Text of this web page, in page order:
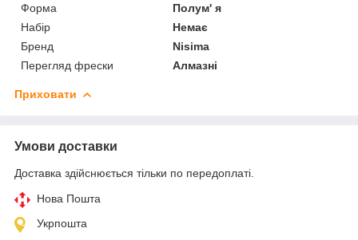
Форма
Полум' я
Набір
Немає
Бренд
Nisima
Перегляд фрески
Алмазні
Приховати
Умови доставки
Доставка здійснюється тільки по передоплаті.
Нова Пошта
Укрпошта